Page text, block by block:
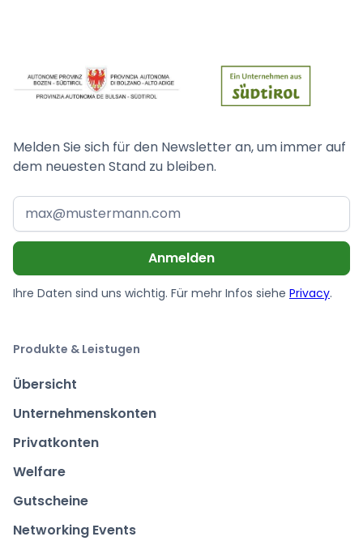
Melden Sie sich für den Newsletter an, um immer auf
dem neuesten Stand zu bleiben.
Ihre Daten sind uns wichtig. Für mehr Infos siehe Privacy.
Produkte & Leistugen
Übersicht
Unternehmenskonten
Privatkonten
Welfare
Gutscheine
Networking Events